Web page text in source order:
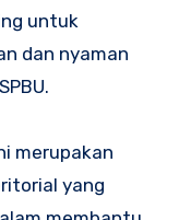
untuk
dan nyaman
merupakan
yang